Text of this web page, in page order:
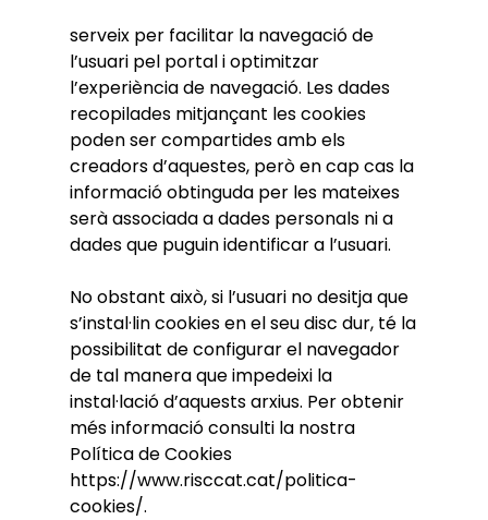
serveix per facilitar la navegació de
l’usuari pel portal i optimitzar
l’experiència de navegació. Les dades
recopilades mitjançant les cookies
poden ser compartides amb els
creadors d’aquestes, però en cap cas la
informació obtinguda per les mateixes
serà associada a dades personals ni a
dades que puguin identificar a l’usuari.
No obstant això, si l’usuari no desitja que
s’instal·lin cookies en el seu disc dur, té la
possibilitat de configurar el navegador
de tal manera que impedeixi la
instal·lació d’aquests arxius. Per obtenir
més informació consulti la nostra
Política de Cookies
https://www.risccat.cat/politica-
cookies/.